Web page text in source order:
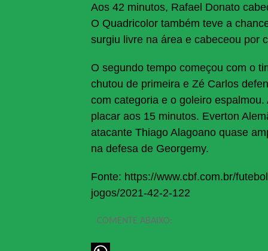
Aos 42 minutos, Rafael Donato
O Quadricolor também teve a
surgiu livre na área e cabeceou por
O segundo tempo começou com o
chutou de primeira e Zé Carlos
com categoria e o goleiro
placar aos 15 minutos. Everton
atacante Thiago Alagoano quase
na defesa de Georgemy.
Fonte: https://www.cbf.com.br/
jogos/2021-42-2-122
COMENTE ABAIXO: